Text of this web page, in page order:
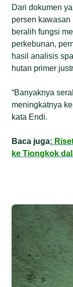
Dari dokumen
persen
beralih fungsi
perkebunan,
hasil analisis
hutan primer
“Banyaknya
meningkatnya
kata Endi.
Baca juga:
ke Tiongkok